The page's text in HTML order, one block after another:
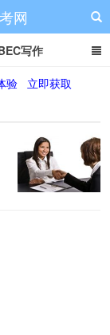
网
写作
BEC备考
验
立即获取